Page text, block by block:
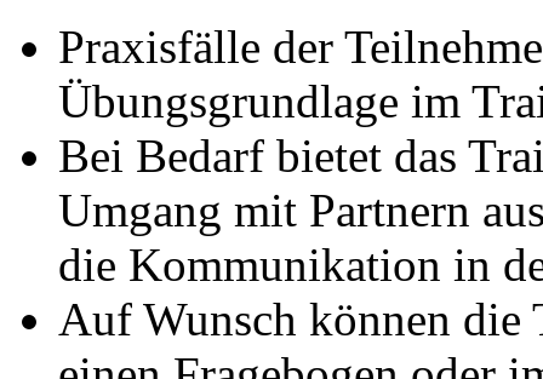
Praxisfälle der
Übungsgrundlage im
Bei Bedarf bietet das
Umgang mit Partnern
die Kommunikation in
Auf Wunsch können die